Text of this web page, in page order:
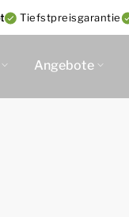
Tiefstpreisgarantie
Angebote